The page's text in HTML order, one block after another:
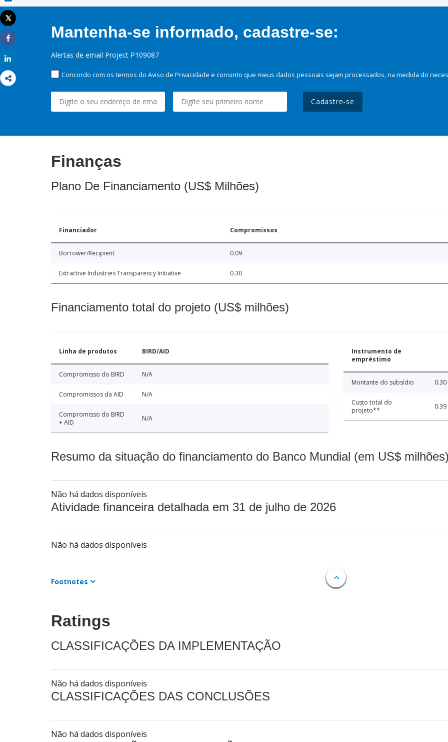
Email
Imprimir
Tweet
Share
Mantenha-se informado, cadastre-se:
Alertas de email Project P109087
Concordo com os termos do Aviso de Privacidade e consinto que meus dados pessoais sejam processados, na medida do
Cadastre-se
Finanças
Plano De Financiamento (US$ Milhões)
Financiador Compromissos
Borrower/Recipient 0.09
Extractive Industries Transparency Initiative 0.30
Financiamento total do projeto (US$ milhões)
Linha de produtos BIRD/AID
Compromisso do BIRD N/A
Compromissos da AID N/A
Compromisso do BIRD
+ AID
N/A
Instrumento de
empréstimo
Montante do subsídio 0.30
Custo total do
projeto**
0.39
Resumo da situação do financiamento do Banco Mundial (em US$
Não há dados disponíveis
Atividade financeira detalhada em 31 de julho de 2026
Não há dados disponíveis
Footnotes
Ratings
CLASSIFICAÇÕES DA IMPLEMENTAÇÃO
Não há dados disponíveis
CLASSIFICAÇÕES DAS CONCLUSÕES
Não há dados disponíveis